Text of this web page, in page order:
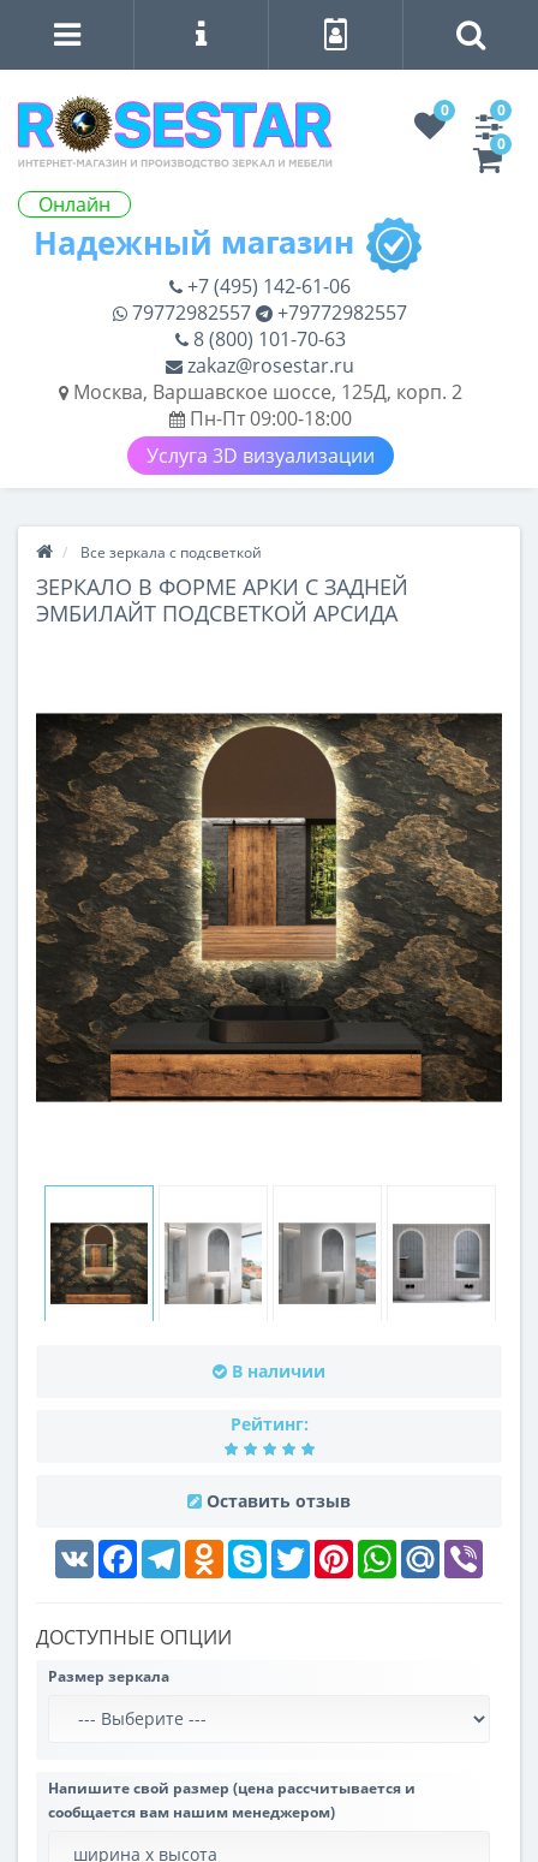
Онлайн
0
0
0
+7 (495) 142-61-06
79772982557
+79772982557
8 (800) 101-70-63
zakaz@rosestar.ru
Москва, Варшавское шоссе, 125Д, корп. 2
Пн-Пт 09:00-18:00
Услуга 3D визуализации
Все зеркала с подсветкой
ЗЕРКАЛО В ФОРМЕ АРКИ С ЗАДНЕЙ
ЭМБИЛАЙТ ПОДСВЕТКОЙ АРСИДА
В наличии
Рейтинг:
Оставить отзыв
VK FacebookTelegramOdnoklassniki
Skype Twitter PinterestWhatsAppMail.Ru
ДОСТУПНЫЕ ОПЦИИ
Размер зеркала
Напишите свой размер (цена рассчитывается и
сообщается вам нашим менеджером)